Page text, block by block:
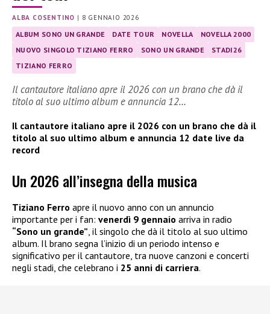
ALBA COSENTINO | 8 GENNAIO 2026
ALBUM SONO UN GRANDE DATE TOUR NOVELLA
NOVELLA 2000
NUOVO SINGOLO TIZIANO FERRO
SONO UN GRANDE
STADI26
TIZIANO FERRO
Il cantautore italiano apre il 2026 con un brano che dà il
titolo al suo ultimo album e annuncia 12…
Il cantautore italiano apre il 2026 con un brano che dà il
titolo al suo ultimo album e annuncia 12 date live da
record
Un 2026 all’insegna della musica
Tiziano Ferro apre il nuovo anno con un annuncio
importante per i fan: venerdì 9 gennaio arriva in radio
“Sono un grande” , il singolo che dà il titolo al suo ultimo
album. Il brano segna l’inizio di un periodo intenso e
significativo per il cantautore, tra nuove canzoni e concerti
negli stadi, che celebrano i 25 anni di carriera.